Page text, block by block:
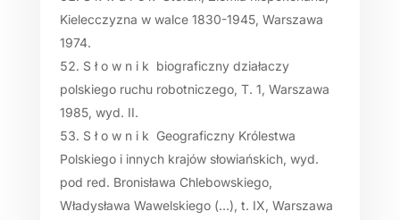
Kielecczyzna w walce 1830-1945, Warszawa
1974.
S ł o w n i k biograficzny działaczy
polskiego ruchu robotniczego, T. 1, Warszawa
1985, wyd. II.
S ł o w n i k Geograficzny Królestwa
Polskiego i innych krajów słowiańskich, wyd.
pod red. Bronisława Chlebowskiego,
Władysława Wawelskiego (…), t. IX, Warszawa